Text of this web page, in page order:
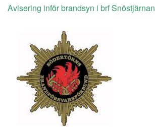
Avisering inför brandsyn i brf Snöstjärnan